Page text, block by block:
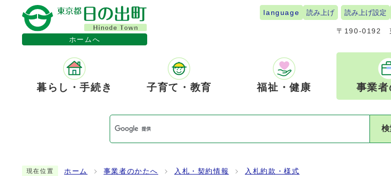
ホームへ
language 読み上げ 読み上げ設定
〒190-0192
暮らし・手続き 子育て・教育 福祉・健康 事業
検
現在位置 ホーム 事業者のかたへ 入札・契約情報 入札約款・様式